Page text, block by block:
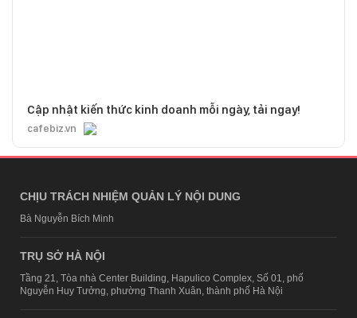
Cập nhật kiến thức kinh doanh mỗi ngày, tải ngay!
cafebiz.vn
CHỊU TRÁCH NHIỆM QUẢN LÝ NỘI DUNG
Bà Nguyễn Bích Minh
TRỤ SỞ HÀ NỘI
Tầng 21, Tòa nhà Center Building, Hapulico Complex, Số 01, phố
Nguyễn Huy Tưởng, phường Thanh Xuân, thành phố Hà Nội